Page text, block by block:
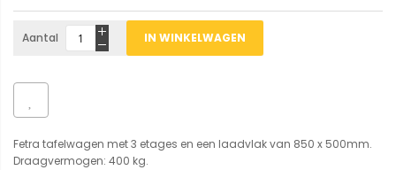
Aantal IN WINKELWAGEN
Fetra tafelwagen met 3 etages en een laadvlak van 850 x 500mm.
Draagvermogen: 400 kg.